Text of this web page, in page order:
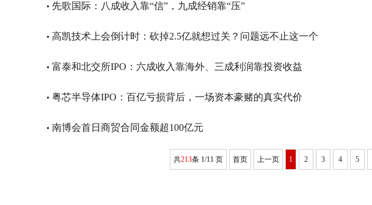
先歌国际：八成收入靠“信”，九成经销靠“压”
高凯技术上会倒计时：砍掉2.5亿就想过关？问题远不止这一个
富泰和北交所IPO：六成收入靠海外、三成利润靠投资收益
粤芯半导体IPO：百亿亏损背后，一场资本豪赌的真实代价
南博会首日商贸合同金额超100亿元
共213条 1/11 页 首页 上一页 1 2 3 4 5